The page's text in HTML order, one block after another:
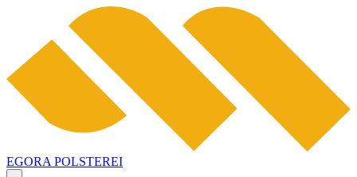
EGORA POLSTEREI